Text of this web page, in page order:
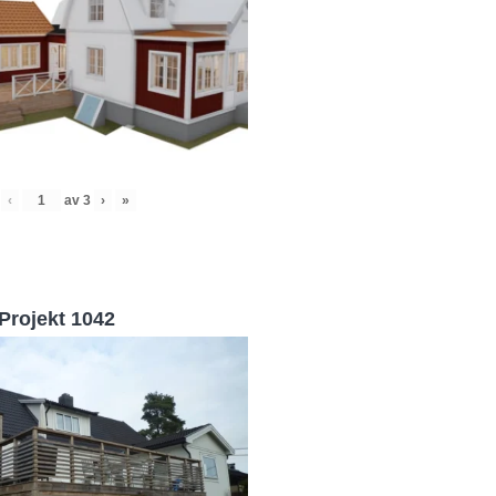
‹ av 3 › »
1042